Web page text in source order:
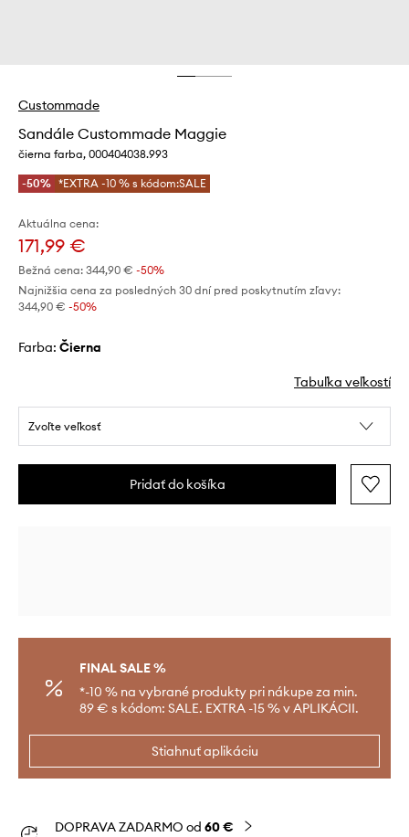
Custommade
Sandále Custommade Maggie
čierna farba, 000404038.993
-50% *EXTRA -10 % s kódom:SALE
Aktuálna cena:
171,99 €
Bežná cena: 344,90 € -50%
Najnižšia cena za posledných 30 dní pred poskytnutím zľavy:
344,90 € -50%
Farba: čierna
Tabuľka veľkostí
Zvoľte veľkosť
Pridať do košíka
FINAL SALE %
*-10 % na vybrané produkty pri nákupe za min.
89 € s kódom: SALE. EXTRA -15 % v APLIKÁCII.
Stiahnuť aplikáciu
DOPRAVA ZADARMO od 60 €